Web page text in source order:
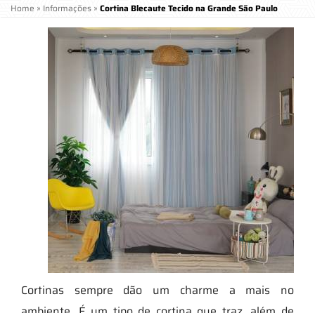
Home » Informações » Cortina Blecaute Tecido na Grande São Paulo
Cortinas sempre dão um charme a mais no